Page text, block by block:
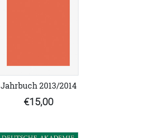
Jahrbuch 2013/2014
€15,00